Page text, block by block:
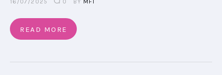
16/07/2025 0 BY MFT
READ MORE